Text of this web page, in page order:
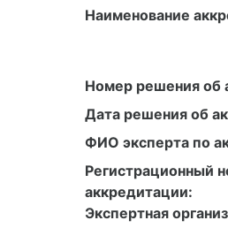
Наименование
Номер решения об
Дата решения об
ФИО эксперта по
Регистрационный
аккредитации:
Экспертная